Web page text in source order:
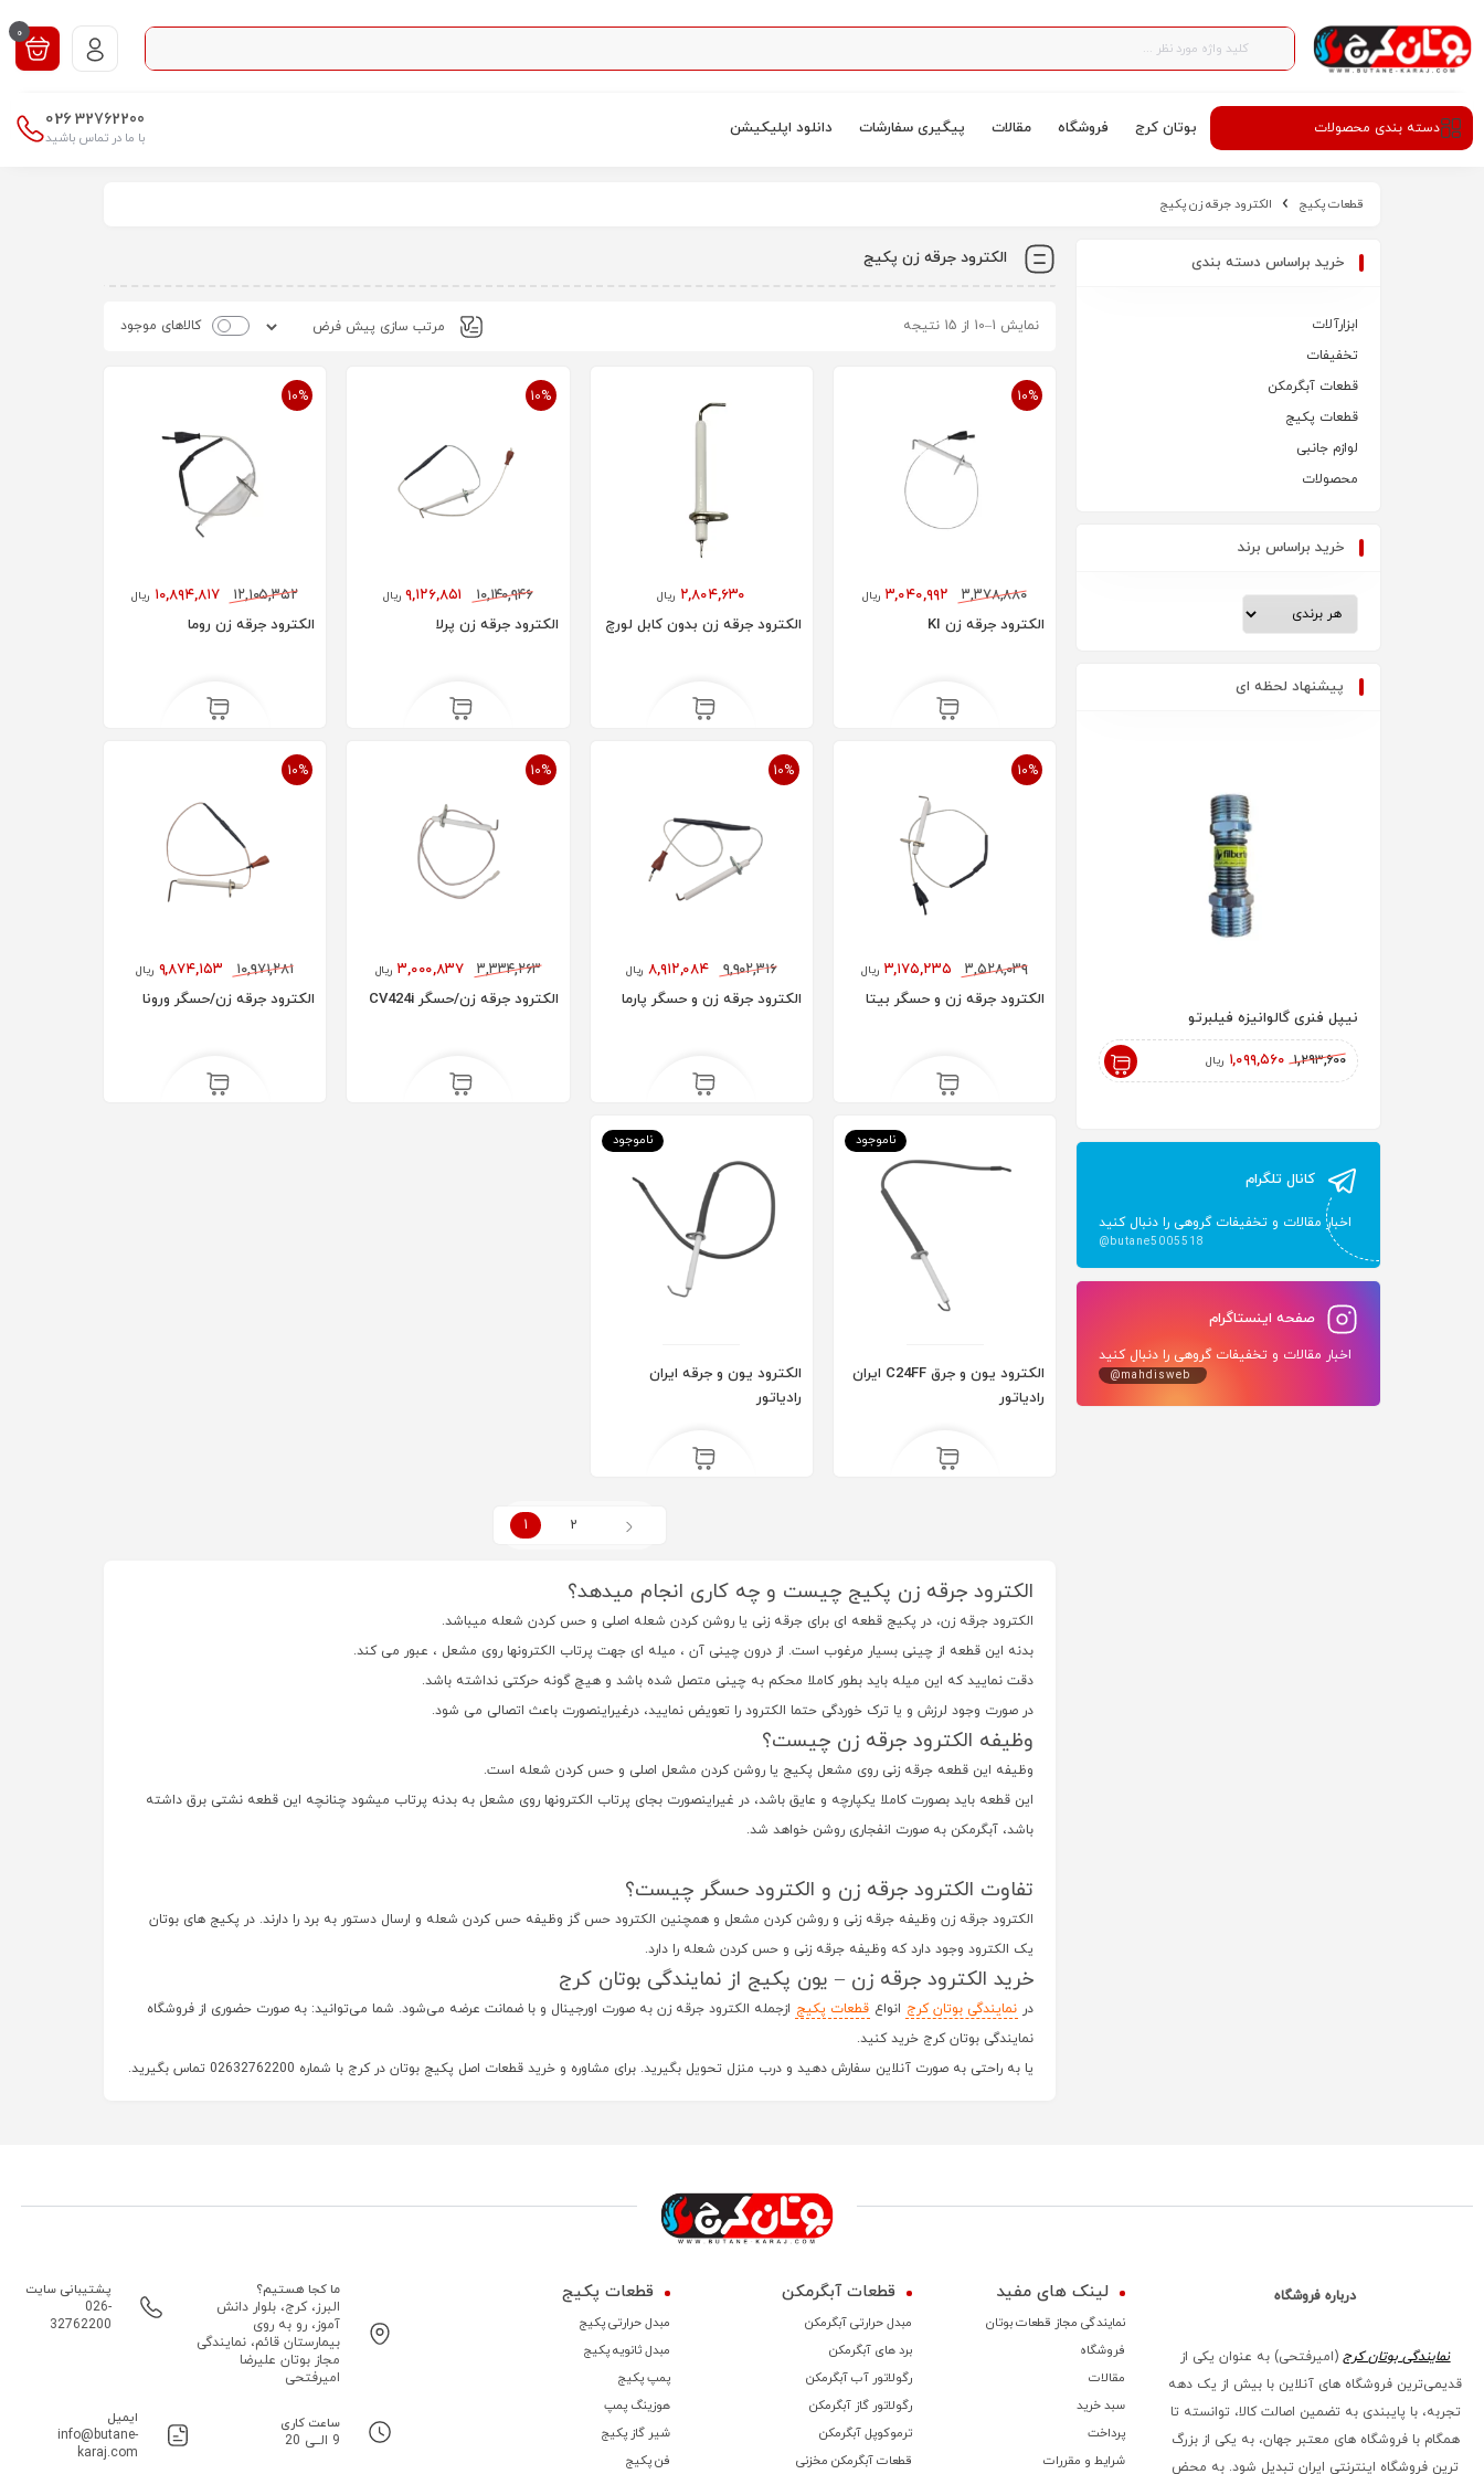
0
دسته‌ بندی محصولات بوتان کرج فروشگاه مقالات پیگیری سفارشات دانلود اپلیکیشن 32762200
026
با ما در تماس باشید
قطعات پکیج الکترود جرقه زن پکیج
الکترود جرقه زن پکیج
نمایش 1–10 از 15 نتیجه کالاهای موجود
10%
۳,۳۷۸,۸۸۰ ۳,۰۴۰,۹۹۲ ریال
الکترود جرقه زن KI
۲,۸۰۴,۶۳۰ ریال
الکترود جرقه زن بدون کابل لورچ
10%
۱۰,۱۴۰,۹۴۶ ۹,۱۲۶,۸۵۱ ریال
الکترود جرقه زن پرلا
10%
۱۲,۱۰۵,۳۵۲ ۱۰,۸۹۴,۸۱۷ ریال
الکترود جرقه زن روما
10%
۳,۵۲۸,۰۳۹ ۳,۱۷۵,۲۳۵ ریال
الکترود جرقه زن و حسگر بیتا
10%
۹,۹۰۲,۳۱۶ ۸,۹۱۲,۰۸۴ ریال
الکترود جرقه زن و حسگر پارما
10%
۳,۳۳۴,۲۶۳ ۳,۰۰۰,۸۳۷ ریال
الکترود جرقه زن/حسگر CV424i
10%
۱۰,۹۷۱,۲۸۱ ۹,۸۷۴,۱۵۳ ریال
الکترود جرقه زن/حسگر ورونا
ناموجود
الکترود یون و جرق C24FF ایران
رادیاتور
ناموجود
الکترود یون و جرقه ایران
رادیاتور
1 2
الكترود جرقه زن پکیج چیست و چه کاری انجام میدهد؟
الكترود جرقه زن، در پکیج قطعه ای برای جرقه زنی یا روشن کردن شعله اصلی و حس کردن شعله میباشد.
بدنه این قطعه از چینی بسیار مرغوب است. از درون چینی آن ، میله ای جهت پرتاب الکترونها روی مشعل ، عبور می کند.
دقت نمایید که این میله باید بطور کاملا محکم به چینی متصل شده باشد و هیچ گونه حرکتی نداشته باشد.
در صورت وجود لرزش و یا ترک خوردگی حتما الکترود را تعویض نمایید، درغیراینصورت باعث اتصالی می شود.
وظیفه الکترود جرقه زن چیست؟
وظیفه این قطعه جرقه زنی روی مشعل پکیج یا روشن کردن مشعل اصلی و حس کردن شعله است.
این قطعه باید بصورت کاملا یکپارچه و عایق باشد، در غیراینصورت بجای پرتاب الکترونها روی مشعل به بدنه پرتاب میشود چنانچه این قطعه نشتی برق داشته
باشد، آبگرمکن به صورت انفجاری روشن خواهد شد.
تفاوت الكترود جرقه زن و الکترود حسگر چیست؟
الکترود جرقه زن وظیفه جرقه زنی و روشن کردن مشعل و همچنین الکترود حس گز وظیفه حس کردن شعله و ارسال دستور به برد را دارند. در پکیج های بوتان
یک الکترود وجود دارد که وظیفه جرقه زنی و حس کردن شعله را دارد.
خرید الکترود جرقه زن – یون پکیج از نمایندگی بوتان کرج
در نمایندگی بوتان کرج انواع قطعات پکیج ازجمله الکترود جرقه زن به صورت اورجینال و با ضمانت عرضه می‌شود. شما می‌توانید: به صورت حضوری از فروشگاه
نمایندگی بوتان کرج خرید کنید.
یا به راحتی به صورت آنلاین سفارش دهید و درب منزل تحویل بگیرید. برای مشاوره و خرید قطعات اصل پکیج بوتان در کرج با شماره 02632762200 تماس بگیرید.
خرید براساس دسته بندی
ابزارآلات
تخفیفات
قطعات آبگرمکن
قطعات پکیج
لوازم جانبی
محصولات
خرید براساس برند
پیشنهاد لحظه ای
نیپل فنری گالوانیزه فیلبرتو
۱,۲۹۳,۶۰۰ ۱,۰۹۹,۵۶۰ ریال
کانال تلگرام
اخبار مقالات و تخفیفات گروهی را دنبال کنید
@butane5005518
صفحه اینستاگرام
اخبار مقالات و تخفیفات گروهی را دنبال کنید
@mahdisweb
درباره فروشگاه
نمایندگی بوتان کرج(امیرفتحی) به عنوان یکی از
قدیمی‌ترین فروشگاه های آنلاین با بیش از یک دهه
تجربه، با پایبندی به تضمین اصالت کالا، توانسته تا
همگام با فروشگاه‌ های معتبر جهان، به یکی از بزرگ‌
ترین فروشگاه اینترنتی ایران تبدیل شود. به محض
لینک های مفید
نمایندگی مجاز قطعات بوتان
فروشگاه
مقالات
سبد خرید
پرداخت
شرایط و مقررات
قطعات آبگرمکن
مبدل حرارتی آبگرمکن
برد های آبگرمکن
رگولاتور آب آبگرمکن
رگولاتور گاز آبگرمکن
ترموكوپل آبگرمکن
قطعات آبگرمکن مخزنی
قطعات پکیج
مبدل حرارتی پکیج
مبدل ثانویه پکیج
پمپ پکیج
هوزینگ پمپ
شیر گاز پکیج
فن پکیج
ما کجا هستیم؟
البرز، کرج، بلوار دانش
آموز، رو به روی
بیمارستان قائم، نمایندگی
مجاز بوتان علیرضا
امیرفتحی
پشتیبانی سایت
026-
32762200
ساعت کاری
9 الــی 20
ایمیل
info@butane-
karaj.com